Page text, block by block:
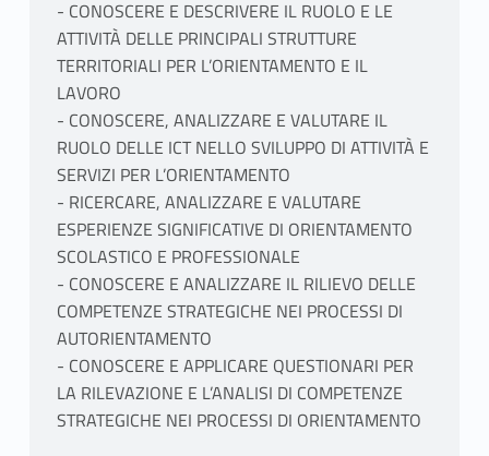
- CONOSCERE E DESCRIVERE IL RUOLO E LE
ATTIVITÀ DELLE PRINCIPALI STRUTTURE
TERRITORIALI PER L’ORIENTAMENTO E IL
LAVORO
- CONOSCERE, ANALIZZARE E VALUTARE IL
RUOLO DELLE ICT NELLO SVILUPPO DI ATTIVITÀ E
SERVIZI PER L’ORIENTAMENTO
- RICERCARE, ANALIZZARE E VALUTARE
ESPERIENZE SIGNIFICATIVE DI ORIENTAMENTO
SCOLASTICO E PROFESSIONALE
- CONOSCERE E ANALIZZARE IL RILIEVO DELLE
COMPETENZE STRATEGICHE NEI PROCESSI DI
AUTORIENTAMENTO
- CONOSCERE E APPLICARE QUESTIONARI PER
LA RILEVAZIONE E L’ANALISI DI COMPETENZE
STRATEGICHE NEI PROCESSI DI ORIENTAMENTO